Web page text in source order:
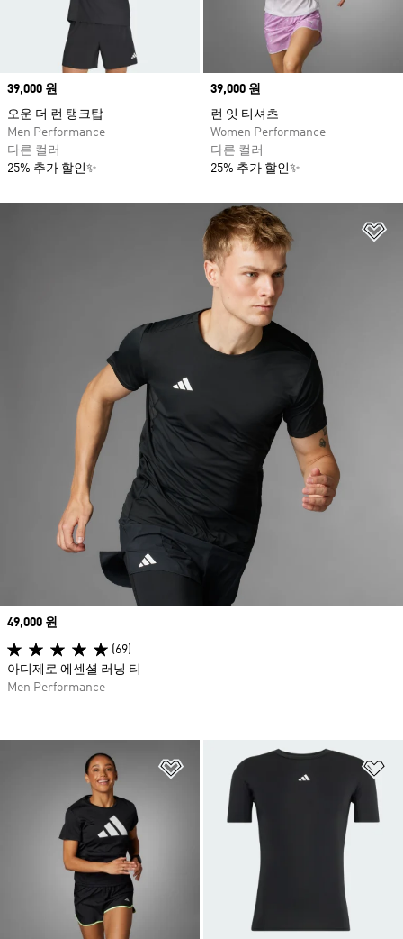
Price
39,000 원
오운 더 런 탱크탑
Men Performance
다른 컬러
25% 추가 할인✨
Price
39,000 원
런 잇 티셔츠
Women Performance
다른 컬러
25% 추가 할인✨
위시리스트 담기
Price
49,000 원
(69)
아디제로 에센셜 러닝 티
Men Performance